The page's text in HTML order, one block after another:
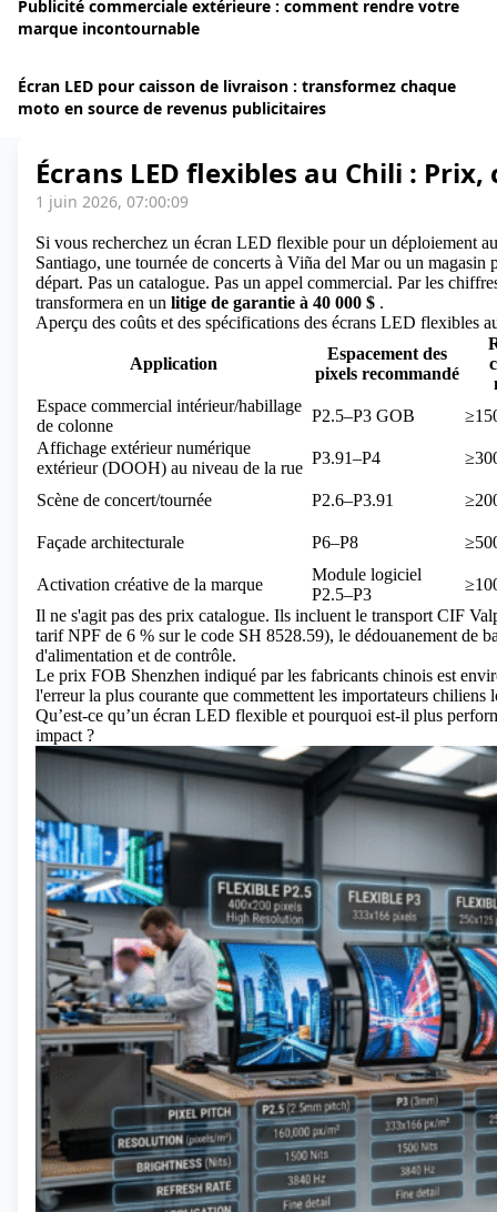
Publicité commerciale extérieure : comment rendre votre
marque incontournable
Écran LED pour caisson de livraison : transformez chaque
moto en source de revenus publicitaires
Écrans LED flexibles au Chili :
1 juin 2026, 07:00:09
Si vous recherchez un écran LED flexible pour un déploiement
Santiago, une tournée de concerts à Viña del Mar ou un
départ. Pas un catalogue. Pas un appel commercial. Par les
transformera en un litige de garantie à 40 000 $ .
Aperçu des coûts et des spécifications des écrans LED flexibles
Application
Espacement des
pixels recommandé
Espace commercial intérieur/habillage
de colonne
P2.5–P3 GOB
Affichage extérieur numérique
extérieur (DOOH) au niveau de la rue
P3.91–P4
Scène de concert/tournée P2.6–P3.91
Façade architecturale P6–P8
Activation créative de la marque
Module logiciel
P2.5–P3
Il ne s'agit pas des prix catalogue. Ils incluent le transport CIF
tarif NPF de 6 % sur le code SH 8528.59), le dédouanement de
d'alimentation et de contrôle.
Le prix FOB Shenzhen indiqué par les fabricants chinois est
l'erreur la plus courante que commettent les importateurs chiliens
Qu’est-ce qu’un écran LED flexible et pourquoi est-il plus
impact ?